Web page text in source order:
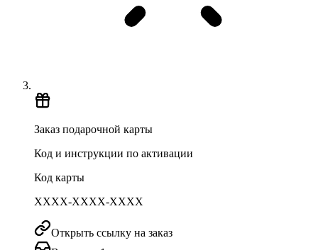
Заказ подарочной карты
Код и инструкции по активации
Код карты
XXXX-XXXX-XXXX
Открыть ссылку на заказ